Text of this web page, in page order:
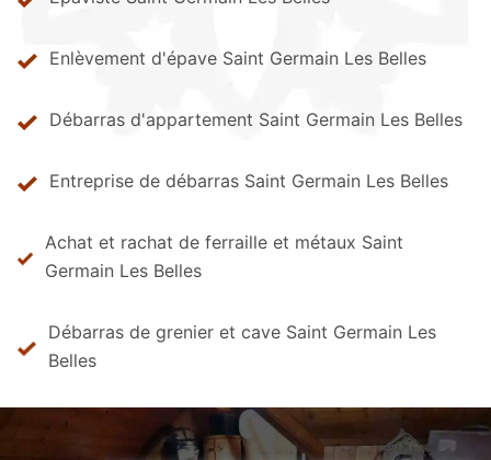
Enlèvement d'épave Saint Germain Les Belles
Débarras d'appartement Saint Germain Les Belles
Entreprise de débarras Saint Germain Les Belles
Achat et rachat de ferraille et métaux Saint
Germain Les Belles
Débarras de grenier et cave Saint Germain Les
Belles